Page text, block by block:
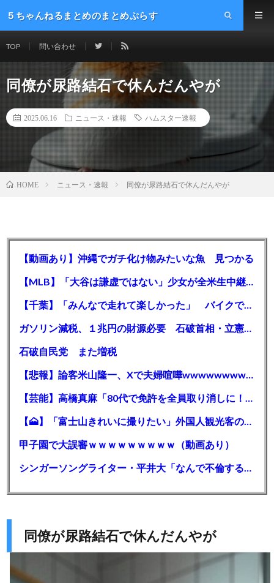
５ちゃんねるまとめのまとめぷらす
TOP 問い合わせ
同僚が尿路結石で休んだんやが
2025.06.16 ニュース・速報 ハムスター速報
HOME ニュース・速報 同僚が尿路結石で休んだんやが
【動画あり】沖縄でガチ化け物みたいな魚 見つかる
【MLB】「大谷は謙虚ではない」少女が全米生中継で突然の大谷翔平批判 サイン無視された過去明かす
【千葉】「みんなで走れて楽しかった」 バイクでバースデー集団暴走 男女５７人を書類送検 SNSで参加者募る
ガソリン減税、１兆円の財源必要 石破首相・立憲野田氏「財源は死に物狂いで確保しなければならない」「本当に死に物狂いで」
石破自民党 また増税
【悲報】論客米山隆一、Xで夫婦喧嘩wwwwwwwwwwww
【芸能】高橋真麻「80代で免許を全員取り消しに！」 高齢ドライバーの事故問題で、高齢者の運転免許取り消し法を提案
【🗻】「富士山きれいに撮りたい」外国人観光客のレンタカー事故が急増…「ハンドルが逆で慣れず」、道の狭さも
甲子園で大誤審ｗｗｗｗｗｗｗｗｗ（動画あり）
シンガーソングライター・平井大「なんで不倫するか知ってる？妥協で結婚するからさ。」←浅すぎると大炎上
同僚が尿路結石で休んだんやが